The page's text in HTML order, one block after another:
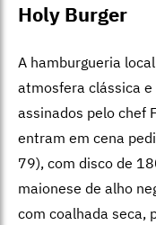
Holy Burger
A hamburgueria
atmosfera clássica
assinados pelo chef
entram em cena
79), com disco de
maionese de alho
com coalhada seca,